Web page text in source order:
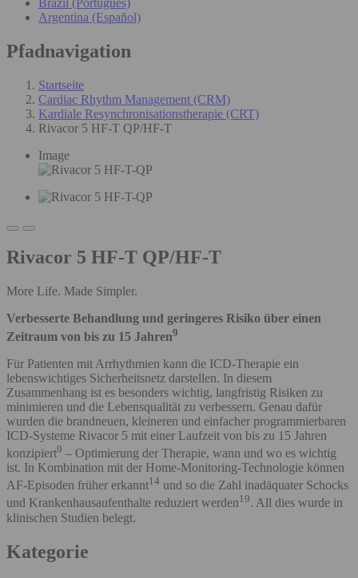
Argentina (Español)
Pfadnavigation
Startseite
Cardiac Rhythm Management (CRM)
Kardiale Resynchronisationstherapie (CRT)
Rivacor 5 HF-T QP/HF-T
Image
Rivacor 5 HF-T QP/HF-T
More Life. Made Simpler.
Verbesserte Behandlung und geringeres Risiko über einen
Zeitraum von bis zu 15 Jahren9
Für Patienten mit Arrhythmien kann die ICD-Therapie ein
lebenswichtiges Sicherheitsnetz darstellen. In diesem
Zusammenhang ist es besonders wichtig, langfristig Risiken zu
minimieren und die Lebensqualität zu verbessern. Genau dafür
wurden die brandneuen, kleineren und einfacher programmierbaren
ICD-Systeme Rivacor 5 mit einer Laufzeit von bis zu 15 Jahren
konzipiert9 – Optimierung der Therapie, wann und wo es wichtig
ist. In Kombination mit der Home-Monitoring-Technologie können
AF-Episoden früher erkannt14 und so die Zahl inadäquater Schocks
und Krankenhausaufenthalte reduziert werden19. All dies wurde in
klinischen Studien belegt.
Kategorie